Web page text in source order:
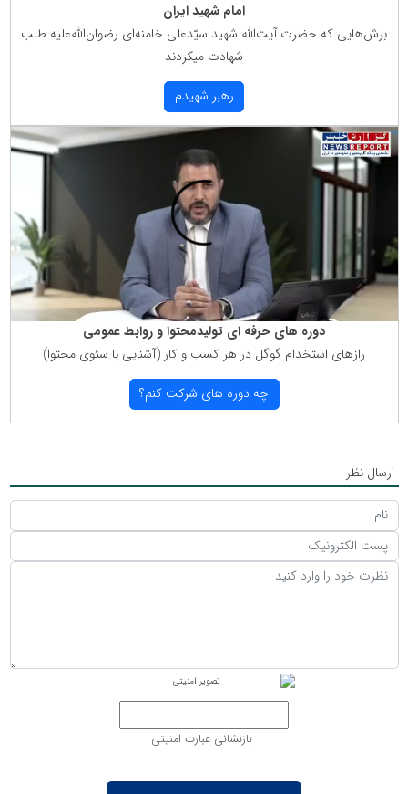
امام شهید ایران
برش‌هایی كه حضرت آیت‌الله شهید سیّدعلی خامنه‌ای رضوان‌الله‌علیه طلب
شهادت میكردند
رهبر شهیدم
دوره های حرفه ای تولیدمحتوا و روابط عمومی
رازهای استخدام گوگل در هر كسب و كار (آشنایی با سئوی محتوا)
چه دوره های شركت كنم؟
ارسال نظر
بازنشانی عبارت امنیتی